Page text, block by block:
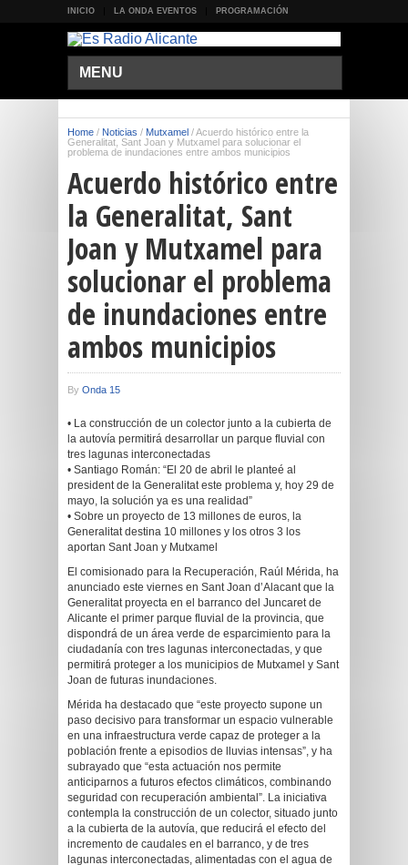
INICIO LA ONDA EVENTOS PROGRAMACIÓN
MENU
Home / Noticias / Mutxamel /Acuerdo histórico entre la
Generalitat, Sant Joan y Mutxamel para solucionar el
problema de inundaciones entre ambos municipios
Acuerdo histórico entre
la Generalitat, Sant
Joan y Mutxamel para
solucionar el problema
de inundaciones entre
ambos municipios
By Onda 15
• La construcción de un colector junto a la cubierta de
la autovía permitirá desarrollar un parque fluvial con
tres lagunas interconectadas
• Santiago Román: “El 20 de abril le planteé al
president de la Generalitat este problema y, hoy 29 de
mayo, la solución ya es una realidad”
• Sobre un proyecto de 13 millones de euros, la
Generalitat destina 10 millones y los otros 3 los
aportan Sant Joan y Mutxamel
El comisionado para la Recuperación, Raúl Mérida, ha
anunciado este viernes en Sant Joan d’Alacant que la
Generalitat proyecta en el barranco del Juncaret de
Alicante el primer parque fluvial de la provincia, que
dispondrá de un área verde de esparcimiento para la
ciudadanía con tres lagunas interconectadas, y que
permitirá proteger a los municipios de Mutxamel y Sant
Joan de futuras inundaciones.
Mérida ha destacado que “este proyecto supone un
paso decisivo para transformar un espacio vulnerable
en una infraestructura verde capaz de proteger a la
población frente a episodios de lluvias intensas”, y ha
subrayado que “esta actuación nos permite
anticiparnos a futuros efectos climáticos, combinando
seguridad con recuperación ambiental”. La iniciativa
contempla la construcción de un colector, situado junto
a la cubierta de la autovía, que reducirá el efecto del
incremento de caudales en el barranco, y de tres
lagunas interconectadas, alimentadas con el agua de